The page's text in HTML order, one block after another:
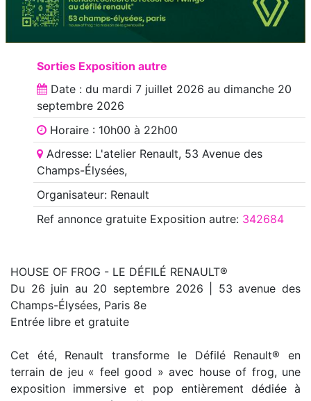
Sorties Exposition autre
Date : du mardi 7 juillet 2026 au dimanche 20
septembre 2026
Horaire : 10h00 à 22h00
Adresse: L'atelier Renault, 53 Avenue des
Champs-Élysées,
Organisateur: Renault
Ref annoncegratuite Exposition autre: 342684
HOUSE OF FROG - LE DÉFILÉ RENAULT®
Du 26 juin au 20 septembre 2026 | 53 avenue des
Champs-Élysées, Paris 8e
Entrée libre et gratuite
Cet été, Renault transforme le Défilé Renault® en
terrain de jeu « feel good » avec house of frog, une
exposition immersive et pop entièrement dédiée à